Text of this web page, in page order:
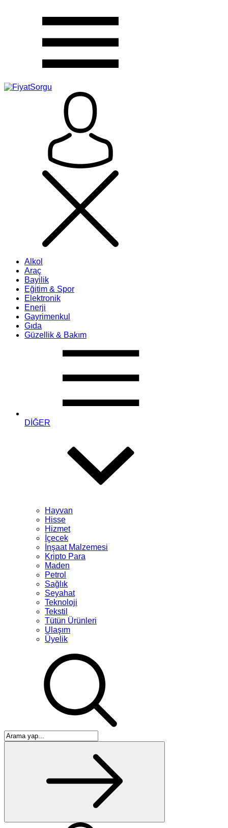
Alkol
Araç
Bayilik
Eğitim & Spor
Elektronik
Enerji
Gayrimenkul
Gıda
Güzellik & Bakım
DİĞER
Hayvan
Hisse
Hizmet
İçecek
İnşaat Malzemesi
Kripto Para
Maden
Petrol
Sağlık
Seyahat
Teknoloji
Tekstil
Tütün Ürünleri
Ulaşım
Üyelik